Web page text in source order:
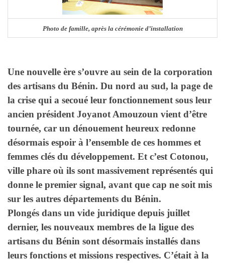
Photo de famille, après la cérémonie d’installation
Une nouvelle ère s’ouvre au sein de la corporation
des artisans du Bénin. Du nord au sud, la page de
la crise qui a secoué leur fonctionnement sous leur
ancien président Joyanot Amouzoun vient d’être
tournée, car un dénouement heureux redonne
désormais espoir à l’ensemble de ces hommes et
femmes clés du développement. Et c’est Cotonou,
ville phare où ils sont massivement représentés qui
donne le premier signal, avant que cap ne soit mis
sur les autres départements du Bénin.
Plongés dans un vide juridique depuis juillet
dernier, les nouveaux membres de la ligue des
artisans du Bénin sont désormais installés dans
leurs fonctions et missions respectives. C’était à la